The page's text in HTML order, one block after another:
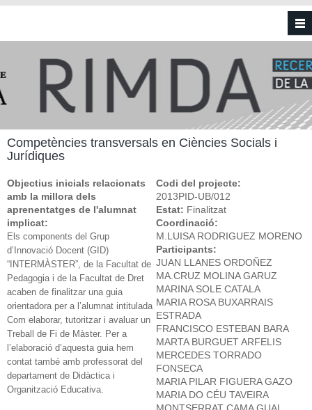
Vés al contingut
Competències transversals en Ciències Socials i
Jurídiques
Objectius inicials relacionats
amb la millora dels
aprenentatges de l'alumnat
implicat:
Els components del Grup
d’Innovació Docent (GID)
“INTERMÀSTER”, de la Facultat de
Pedagogia i de la Facultat de Dret
acaben de finalitzar una guia
orientadora per a l’alumnat intitulada
Com elaborar, tutoritzar i avaluar un
Treball de Fi de Màster. Per a
l’elaboració d’aquesta guia hem
contat també amb professorat del
departament de Didàctica i
Organització Educativa.
Codi del projecte:
2013PID-UB/012
Estat: Finalitzat
Coordinació:
M.LUISA RODRIGUEZ MORENO
Participants:
JUAN LLANES ORDOÑEZ
MA.CRUZ MOLINA GARUZ
MARINA SOLE CATALA
MARIA ROSA BUXARRAIS
ESTRADA
FRANCISCO ESTEBAN BARA
MARTA BURGUET ARFELIS
MERCEDES TORRADO
FONSECA
MARIA PILAR FIGUERA GAZO
MARIA DO CÉU TAVEIRA